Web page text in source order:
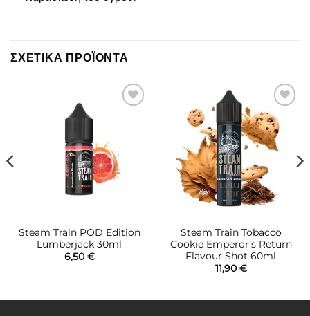
ΣΧΕΤΙΚΆ ΠΡΟΪΌΝΤΑ
Steam Train POD Edition
Lumberjack 30ml
6,50 €
Πρόσθήκη
στην λίστα
επιθυμιών
Steam Train Tobacco
Cookie Emperor’s Return
Flavour Shot 60ml
11,90 €